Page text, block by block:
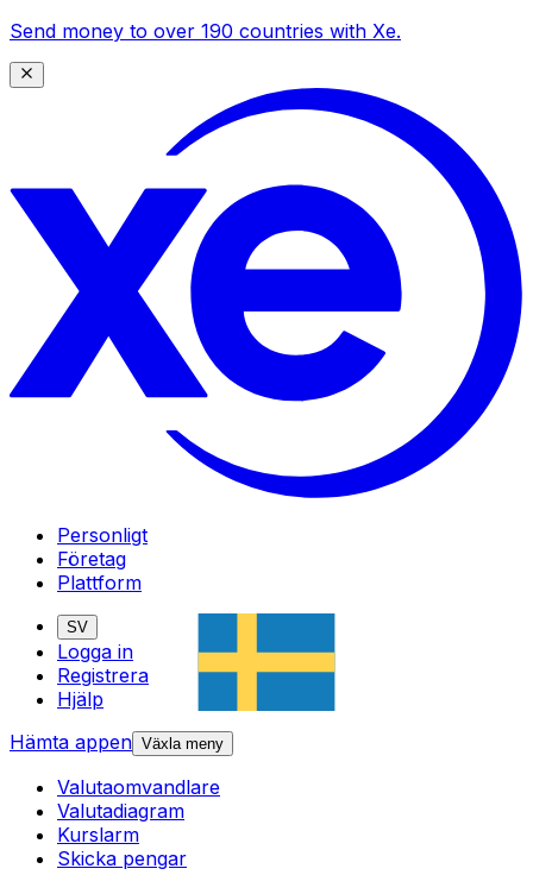
Send money to over 190 countries with Xe.
Personligt
Företag
Plattform
SV
Logga in
Registrera
Hjälp
Hämta appen Växla meny
Valutaomvandlare
Valutadiagram
Kurslarm
Skicka pengar